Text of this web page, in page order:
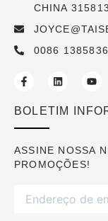
CHINA 315813
0086
BOLETIM
ASSINE NOSSA
PROMOÇÕES!